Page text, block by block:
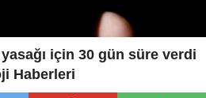
için 30 gün süre verdi
Haberleri